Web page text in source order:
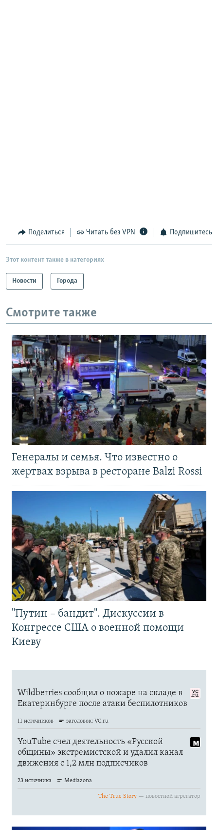
Поделиться Читать без VPN Подпишитесь
Этот контент также в категориях
Новости Города
Смотрите также
Генералы и семья. Что известно о
жертвах взрыва в ресторане Balzi Rossi
"Путин – бандит". Дискуссии в
Конгрессе США о военной помощи
Киеву